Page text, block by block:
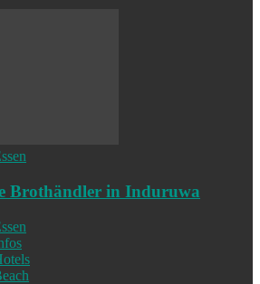
Brothändler in Induruwa